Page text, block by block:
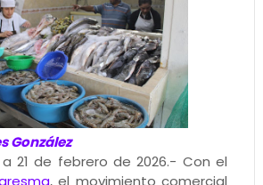
González
a 21 de febrero de 2026.- Con el
, el movimiento comercial